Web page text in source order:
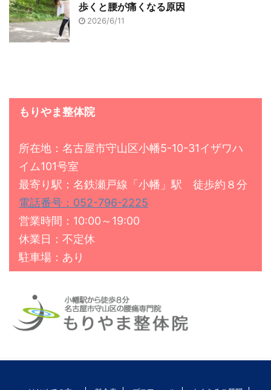
歩くと腰が痛くなる原因
2026/6/11
もりやま整体院
所在地：名古屋市守山区小幡5-10-31イザワハ
イム101号室
最寄り駅：名鉄瀬戸線「小幡」駅 徒歩約８分
電話番号：052-796-2225
営業時間：10:00～19:00
休業日：不定休
駐車場：あり